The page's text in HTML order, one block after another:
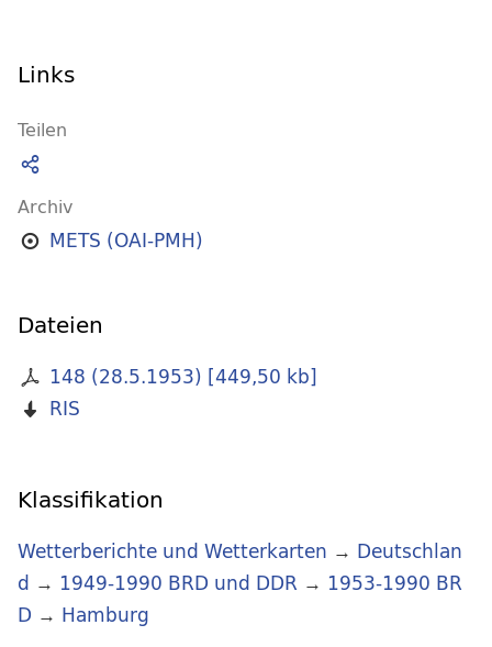
Links
Teilen
Archiv
METS (OAI-PMH)
Dateien
148 (28.5.1953) [449,50 kb]
RIS
Klassifikation
Wetterberichte und Wetterkarten → Deutschlan
d → 1949-1990 BRD und DDR → 1953-1990 BR
D → Hamburg